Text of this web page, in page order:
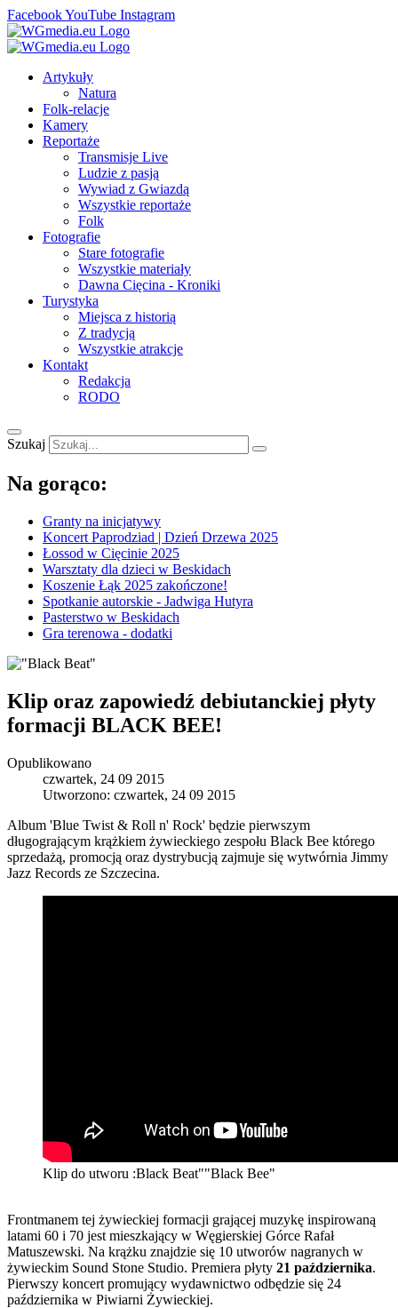
FacebookYouTube Instagram
Artykuły
Natura
Folk-relacje
Kamery
Reportaże
Transmisje Live
Ludzie z pasją
Wywiad z Gwiazdą
Wszystkie reportaże
Folk
Fotografie
Stare fotografie
Wszystkie materiały
Dawna Cięcina - Kroniki
Turystyka
Miejsca z historią
Z tradycją
Wszystkie atrakcje
Kontakt
Redakcja
RODO
Szukaj
Na gorąco:
Granty na inicjatywy
Koncert Paprodziad | Dzień Drzewa 2025
Łossod w Cięcinie 2025
Warsztaty dla dzieci w Beskidach
Koszenie Łąk 2025 zakończone!
Spotkanie autorskie - Jadwiga Hutyra
Pasterstwo w Beskidach
Gra terenowa - dodatki
Klip oraz zapowiedź debiutanckiej płyty
formacji BLACK BEE!
Opublikowano
czwartek, 24 09 2015
Utworzono: czwartek, 24 09 2015
Album 'Blue Twist & Roll n' Rock' będzie pierwszym
długogrającym krążkiem żywieckiego zespołu Black Bee którego
sprzedażą, promocją oraz dystrybucją zajmuje się wytwórnia Jimmy
Jazz Records ze Szczecina.
Klip do utworu :Black Beat""Black Bee"
Frontmanem tej żywieckiej formacji grającej muzykę inspirowaną
latami 60 i 70 jest mieszkający w Węgierskiej Górce Rafał
Matuszewski. Na krążku znajdzie się 10 utworów nagranych w
żywieckim Sound Stone Studio. Premiera płyty 21 października.
Pierwszy koncert promujący wydawnictwo odbędzie się 24
października w Piwiarni Żywieckiej.